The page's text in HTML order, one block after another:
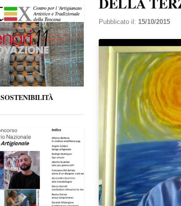
SOSTENIBILITÀ
Pubblicato il:15/10/2015